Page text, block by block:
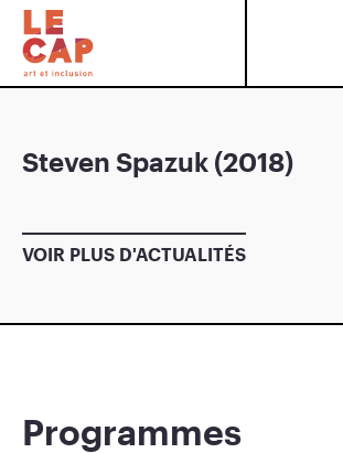
Steven Spazuk (2018)
VOIR PLUS D'ACTUALITÉS
Programmes